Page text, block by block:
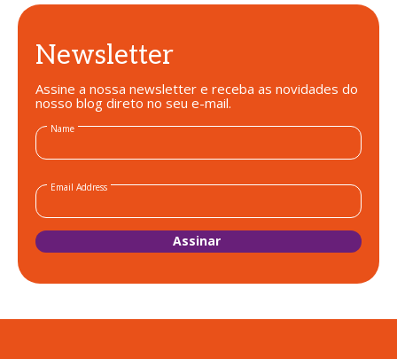
Newsletter
Assine a nossa newsletter e receba as novidades do
nosso blog direto no seu e-mail.
Name
Email Address